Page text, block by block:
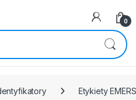
0
Etykiety